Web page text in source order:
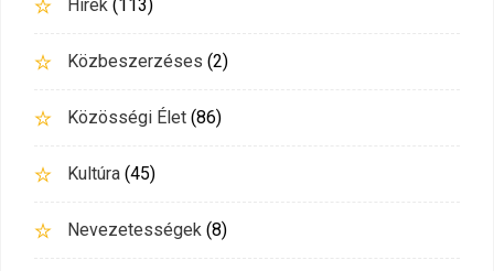
Hírek (113)
Közbeszerzéses (2)
Közösségi Élet (86)
Kultúra (45)
Nevezetességek (8)